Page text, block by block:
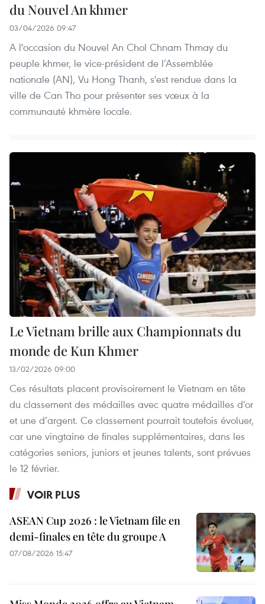
du Nouvel An khmer
03/04/2026 09:47
A l'occasion du Nouvel An Chol Chnam Thmay du
peuple khmer, le vice-président de l’Assemblée
nationale (AN), Vu Hong Thanh, s'est rendue dans la
ville de Can Tho pour présenter ses vœux à la
communauté khmère locale.
Le Vietnam brille aux Championnats du
monde de Kun Khmer
13/02/2026 09:00
Ces résultats placent provisoirement le Vietnam en tête
du classement des médailles avec quatre médailles d’or
et une d’argent. Ce classement pourrait toutefois évoluer,
car une vingtaine de finales supplémentaires, dans les
catégories seniors, juniors et jeunes talents, sont prévues
le 12 février.
VOIR PLUS
ASEAN Cup 2026 : le Vietnam file en
demi-finales en tête du groupe A
07/08/2026 15:47